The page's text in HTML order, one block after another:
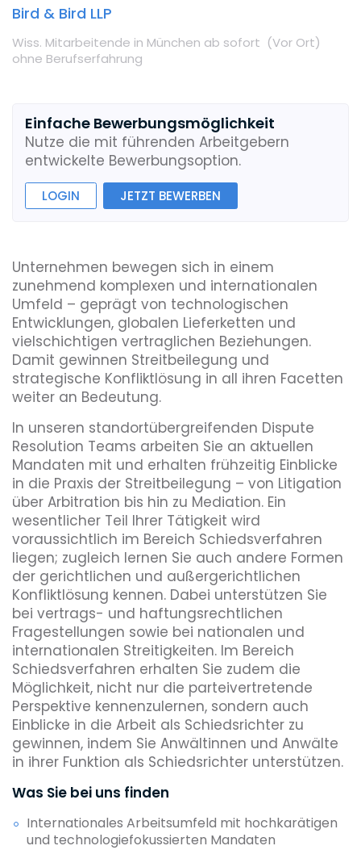
Bird & Bird LLP
Wiss. Mitarbeitende in München ab sofort (Vor Ort)
ohne Berufserfahrung
Einfache Bewerbungsmöglichkeit
Nutze die mit führenden Arbeitgebern
entwickelte Bewerbungsoption.
LOGIN JETZT BEWERBEN
Unternehmen bewegen sich in einem
zunehmend komplexen und internationalen
Umfeld – geprägt von technologischen
Entwicklungen, globalen Lieferketten und
vielschichtigen vertraglichen Beziehungen.
Damit gewinnen Streitbeilegung und
strategische Konfliktlösung in all ihren Facetten
weiter an Bedeutung.
In unseren standortübergreifenden Dispute
Resolution Teams arbeiten Sie an aktuellen
Mandaten mit und erhalten frühzeitig Einblicke
in die Praxis der Streitbeilegung – von Litigation
über Arbitration bis hin zu Mediation. Ein
wesentlicher Teil Ihrer Tätigkeit wird
voraussichtlich im Bereich Schiedsverfahren
liegen; zugleich lernen Sie auch andere Formen
der gerichtlichen und außergerichtlichen
Konfliktlösung kennen. Dabei unterstützen Sie
bei vertrags- und haftungsrechtlichen
Fragestellungen sowie bei nationalen und
internationalen Streitigkeiten. Im Bereich
Schiedsverfahren erhalten Sie zudem die
Möglichkeit, nicht nur die parteivertretende
Perspektive kennenzulernen, sondern auch
Einblicke in die Arbeit als Schiedsrichter zu
gewinnen, indem Sie Anwältinnen und Anwälte
in ihrer Funktion als Schiedsrichter unterstützen.
Was Sie bei uns finden
Internationales Arbeitsumfeld mit hochkarätigen
und technologiefokussierten Mandaten